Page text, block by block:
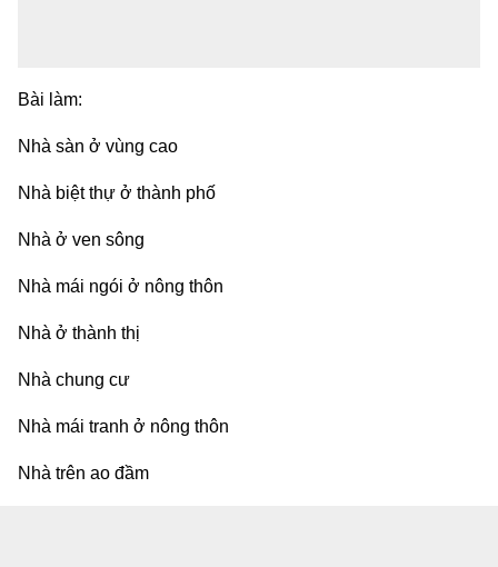
Bài làm:
Nhà sàn ở vùng cao
Nhà biệt thự ở thành phố
Nhà ở ven sông
Nhà mái ngói ở nông thôn
Nhà ở thành thị
Nhà chung cư
Nhà mái tranh ở nông thôn
Nhà trên ao đầm